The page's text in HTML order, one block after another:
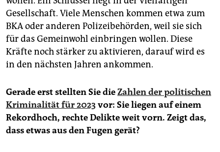
Gesellschaft. Viele Menschen kommen etwa zum
BKA oder anderen Polizeibehörden, weil sie sich
für das Gemeinwohl einbringen wollen. Diese
Kräfte noch stärker zu aktivieren, darauf wird es
in den nächsten Jahren ankommen.
Gerade erst stellten Sie dieZahlen der politischen
Kriminalität für 2023vor: Sie liegen auf einem
Rekordhoch, rechte Delikte weit vorn. Zeigt das,
dass etwas aus den Fugen gerät?